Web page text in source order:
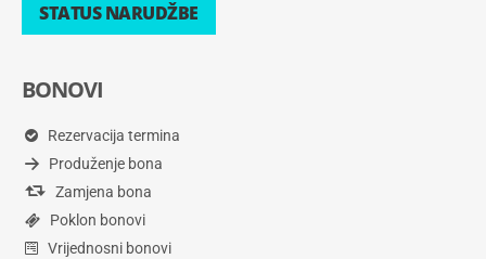
STATUS NARUDŽBE
BONOVI
Rezervacija termina
Produženje bona
Zamjena bona
Poklon bonovi
Vrijednosni bonovi